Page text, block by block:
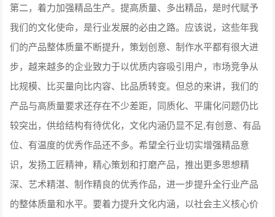
第二，着力加强精品生产。提高质量、多出精品，是时代赋予
我们的文化使命，是行业发展的必由之路。应该说，这些年我
们的产品整体质量不断提升，策划创意、制作水平都有很大进
步，越来越多的企业致力于以优质内容吸引用户，市场竞争从
比规模、比买量向比内容、比品质转变。但总的来讲，我们的
产品与高质量要求还存在不少差距，同质化、平庸化问题仍比
较突出，供给结构有待优化，文化内涵仍显不足,有创意、有品
位、有温度的优秀作品还不多。希望全行业切实增强精品意
识，发扬工匠精神，精心策划和打磨产品，推出更多思想精
深、艺术精湛、制作精良的优秀作品，进一步提升全行业产品
的整体质量和水平。要着力提升文化内涵，以社会主义核心价